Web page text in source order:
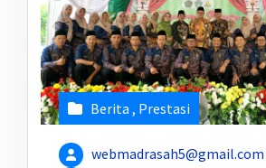
Berita , Prestasi
webmadrasah5@gmail.com